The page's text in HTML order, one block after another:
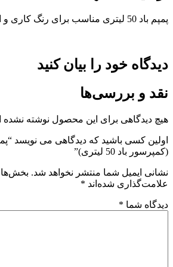
پمپم باد 50 لیتری مناسب برای رنگ کاری و ابزارهای بادی
دیدگاه خود را بیان کنید
نقد و بررسی‌ها
هیچ دیدگاهی برای این محصول نوشته
(کمپرسور باد 50 لیتری)”
نشانی ایمیل شما منتشر نخواهد شد.
علامت‌گذاری شده‌اند *
دیدگاه شما *